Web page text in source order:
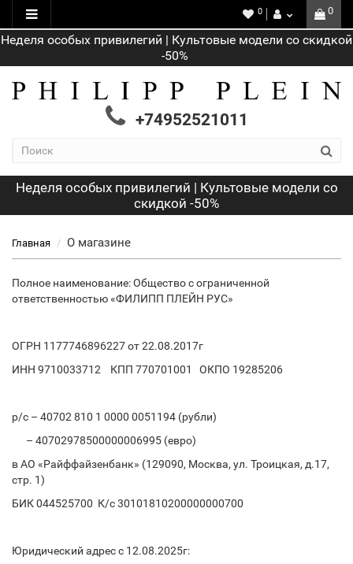
Неделя особых привилегий | Культовые модели со скидкой
-50%
0
0
+74952521011
Неделя особых привилегий | Культовые модели со
скидкой -50%
Главная О магазине
Полное наименование: Общество с ограниченной
ответственностью «ФИЛИПП ПЛЕЙН РУС»
ОГРН 1177746896227 от 22.08.2017г
ИНН 9710033712 КПП 770701001 ОКПО 19285206
р/с – 40702 810 1 0000 0051194 (рубли)
– 40702978500000006995 (евро)
в АО «Райффайзенбанк» (129090, Москва, ул. Троицкая, д.17,
стр. 1)
БИК 044525700 К/с 30101810200000000700
Юридический адрес с 12.08.2025г: